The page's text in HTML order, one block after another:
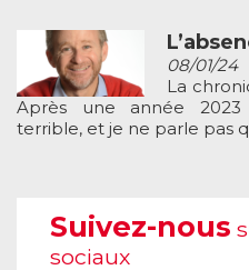
08/01/24
La
Après une année
terrible, et je ne parle pas
Suivez-nous
sociaux